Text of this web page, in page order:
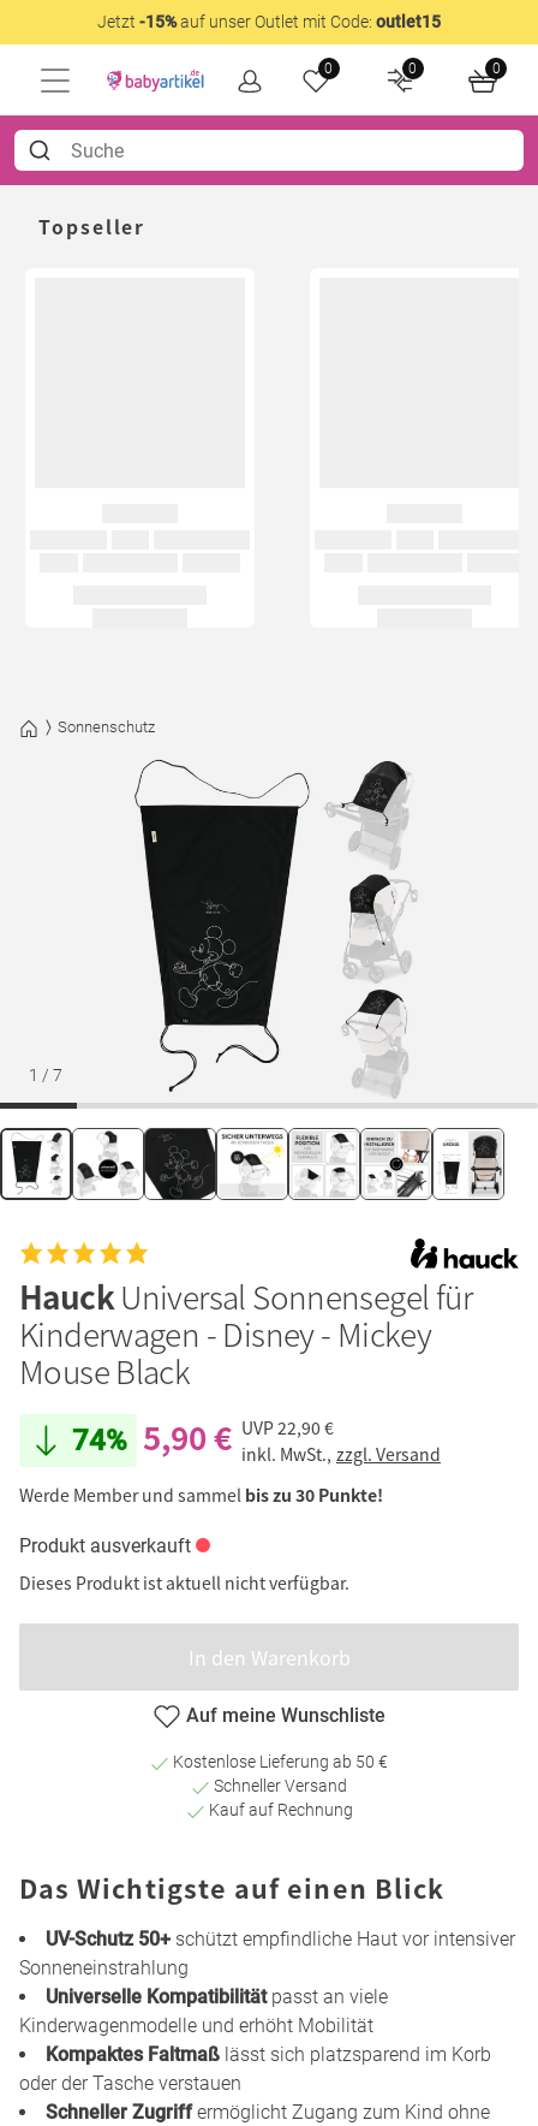
Jetzt -15%auf unser Outlet mit Code: outlet15
0 0 0
Topseller
Sonnenschutz
1 / 7
HauckUniversal Sonnensegel für
Kinderwagen - Disney - Mickey
Mouse Black
74% 5,90 € UVP22,90 €
inkl. MwSt., zzgl. Versand
Werde Member und sammel bis zu 30 Punkte!
Produkt ausverkauft
Dieses Produkt ist aktuell nicht verfügbar.
In den Warenkorb
Auf meine Wunschliste
Kostenlose Lieferung ab 50 €
Schneller Versand
Kauf auf Rechnung
Das Wichtigste auf einen Blick
UV-Schutz 50+ schützt empfindliche Haut vor intensiver
Sonneneinstrahlung
Universelle Kompatibilitätpasst an viele
Kinderwagenmodelle und erhöht Mobilität
Kompaktes Faltmaß lässt sich platzsparend im Korb
oder der Tasche verstauen
Schneller Zugriffermöglicht Zugang zum Kind ohne